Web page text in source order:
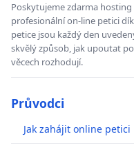
Poskytujeme zdarma
profesionální on-line petici
petice jsou každý den
skvělý způsob, jak upoutat
věcech rozhodují.
Průvodci
Jak zahájit online petici